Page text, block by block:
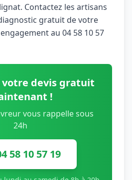
Contactez les artisans
gratuit de votre
au 04 58 10 57
votre devis gratuit
!
vous rappelle sous
24h
58 10 57 19